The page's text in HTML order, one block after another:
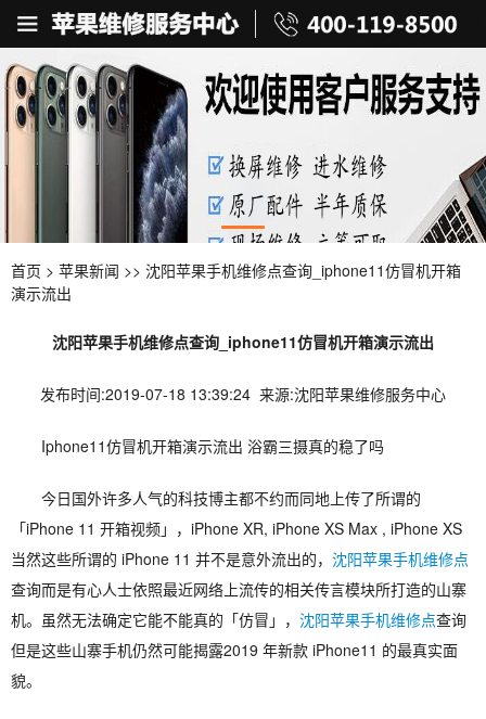
首页 > 苹果新闻 >> 沈阳苹果手机维修点查询_iphone11仿冒机开箱
演示流出
沈阳苹果手机维修点查询_iphone11仿冒机开箱演示流出
发布时间:2019-07-18 13:39:24 来源:沈阳苹果维修服务中心
Iphone11仿冒机开箱演示流出 浴霸三摄真的稳了吗
今日国外许多人气的科技博主都不约而同地上传了所谓的
「iPhone 11 开箱视频」，iPhone XR, iPhone XS Max , iPhone XS
当然这些所谓的 iPhone 11 并不是意外流出的， 沈阳苹果手机维修点
查询而是有心人士依照最近网络上流传的相关传言模块所打造的山寨
机。虽然无法确定它能不能真的「仿冒」， 沈阳苹果手机维修点查询
但是这些山寨手机仍然可能揭露2019 年新款 iPhone11 的最真实面
貌。